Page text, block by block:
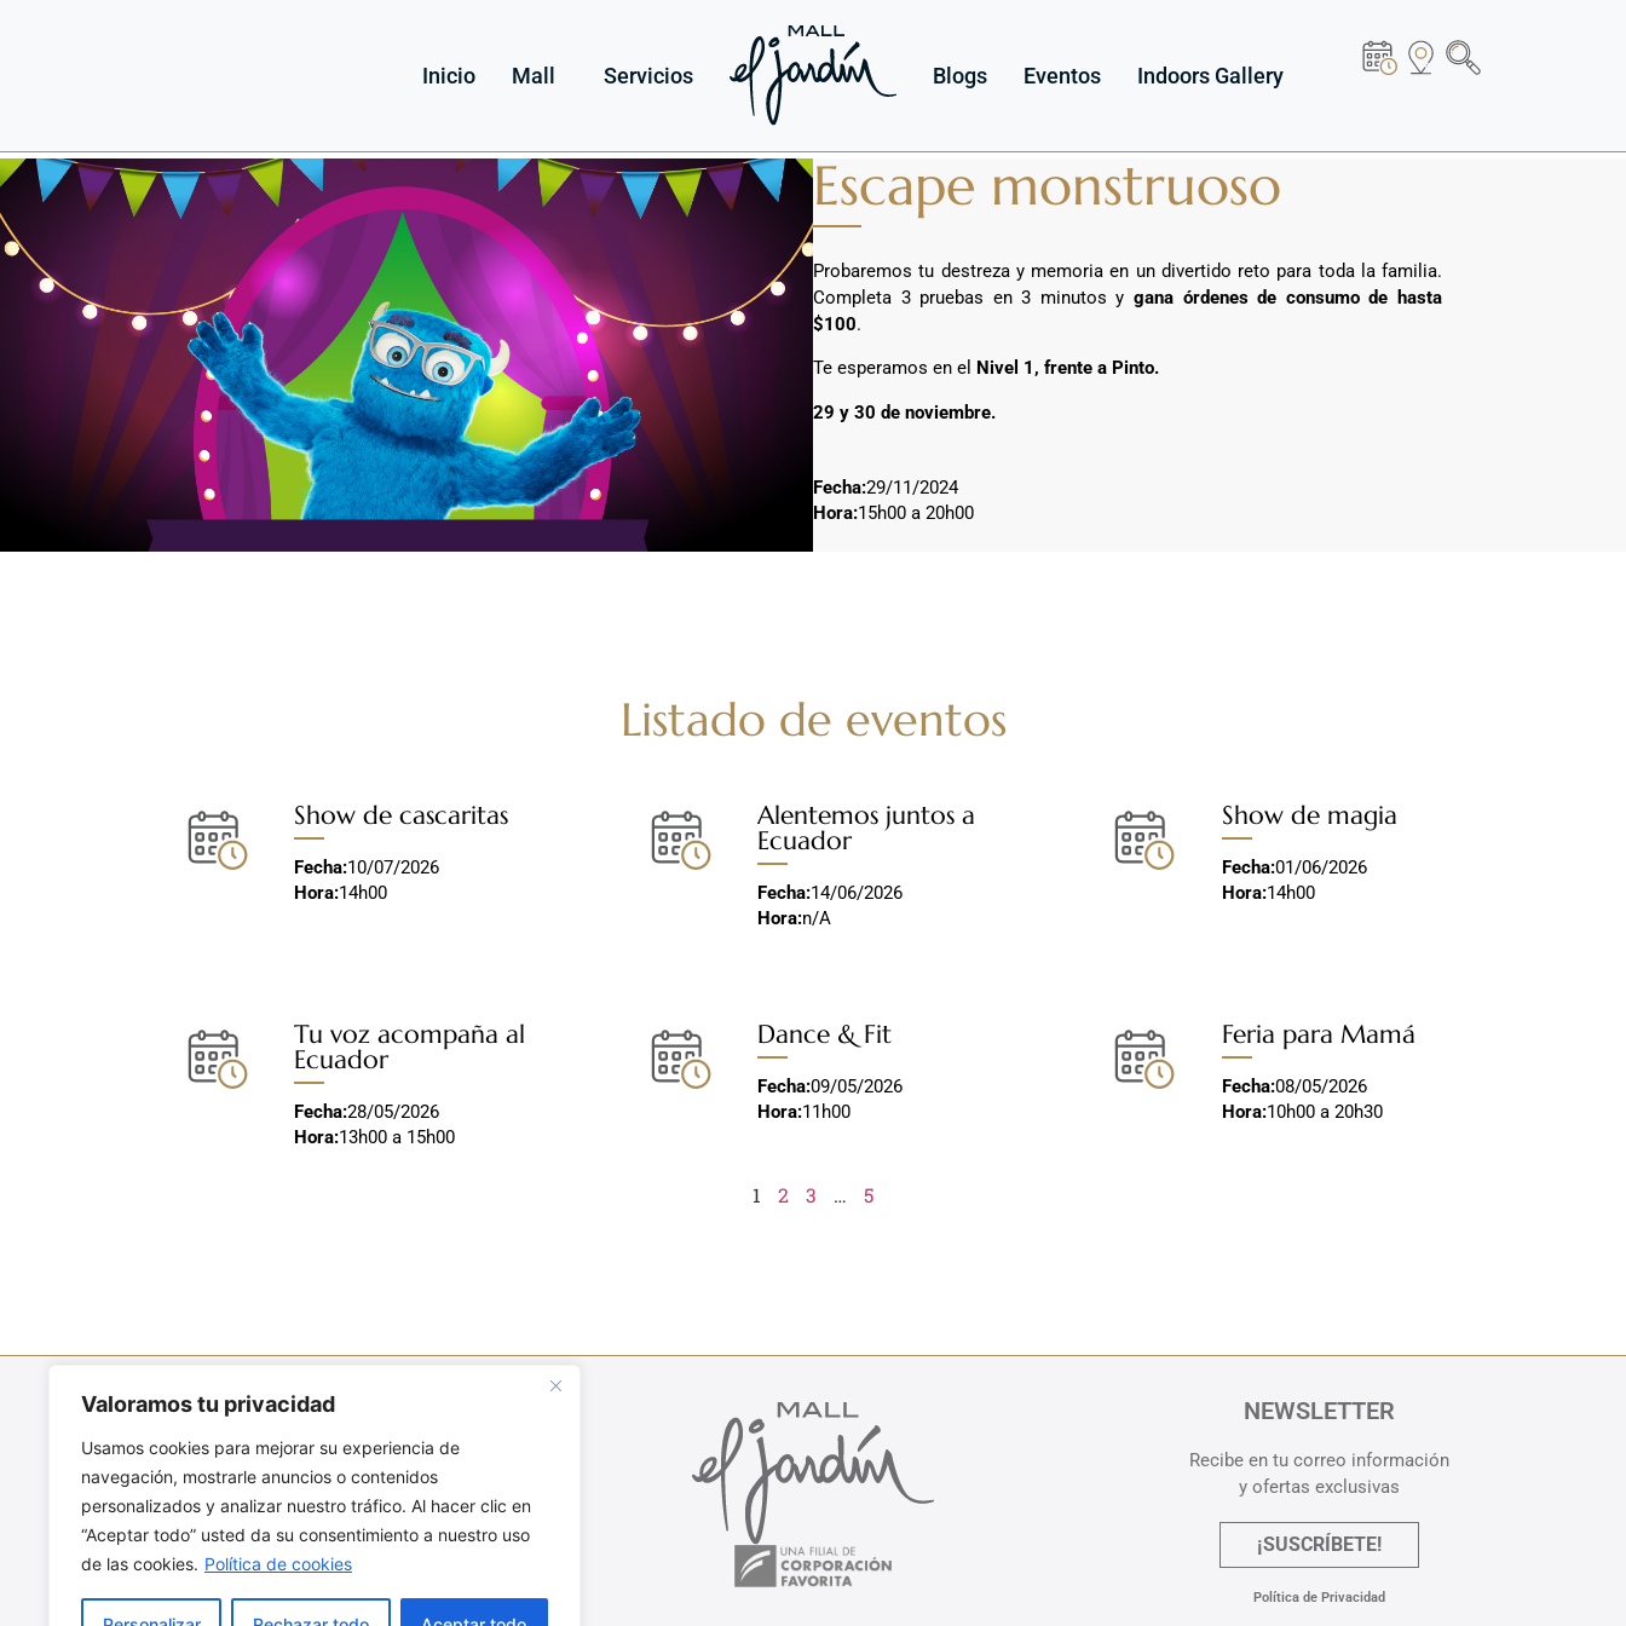
Valoramos tu privacidad
Usamos cookies para mejorar su experiencia de
navegación, mostrarle anuncios o contenidos
personalizados y analizar nuestro tráfico. Al hacer clic en
“Aceptar todo” usted da su consentimiento a nuestro uso
de las cookies. Política de cookies
Inicio Mall Servicios Blogs Eventos Indoors Gallery
Escape monstruoso
Probaremos tu destreza y memoria en un divertido reto para toda la familia.
Completa 3 pruebas en 3 minutos ygana órdenes de consumo de hasta
$100.
Te esperamos en el Nivel 1, frente a Pinto.
29 y 30 de noviembre.
Fecha:29/11/2024
Hora:15h00 a 20h00
Listado de eventos
Show de cascaritas
Fecha:10/07/2026
Hora:14h00
Alentemos juntos a
Ecuador
Fecha:14/06/2026
Hora:n/A
Show de magia
Fecha:01/06/2026
Hora:14h00
Tu voz acompaña al
Ecuador
Fecha:28/05/2026
Hora:13h00 a 15h00
Dance & Fit
Fecha:09/05/2026
Hora:11h00
Feria para Mamá
Fecha:08/05/2026
Hora:10h00 a 20h30
1 2 3 … 5
ENCUÉNTRANOS
Av. Amazonas N6-144 y República,
esquina
Quito – Ecuador
+593 - 2 2980 300
NEWSLETTER
Recibe en tu correo información
y ofertas exclusivas
¡SUSCRÍBETE!
Política de Privacidad